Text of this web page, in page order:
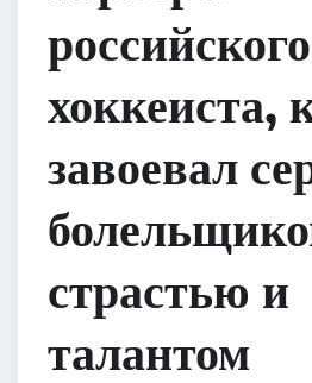
российского
хоккеиста,
завоевал
страстью и
талантом